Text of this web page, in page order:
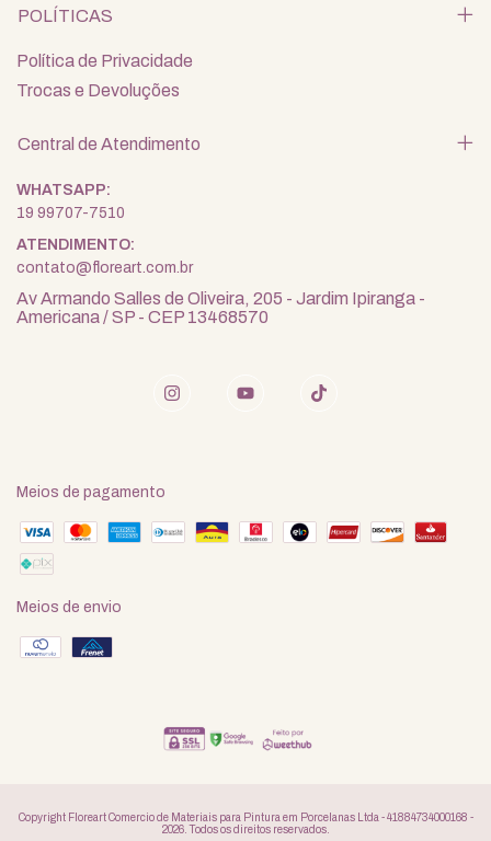
POLÍTICAS
Política de Privacidade
Trocas e Devoluções
Central de Atendimento
19 99707-7510
contato@floreart.com.br
Av Armando Salles de Oliveira, 205 - Jardim Ipiranga -
Americana / SP - CEP 13468570
Meios de pagamento
Meios de envio
Copyright Floreart Comercio de Materiais para Pintura em Porcelanas Ltda - 41884734000168 -
2026. Todos os direitos reservados.